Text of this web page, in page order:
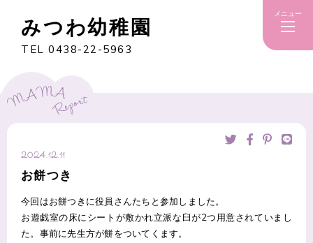
みつわ幼稚園
TEL 0438-22-5963
メニュー
2024.12.11
お餅つき
今回はお餅つきに役員さんたちと参加しました。
お遊戯室の床にシートが敷かれ立派な臼が2つ用意されていまし
た。事前に先生方が餅をついてくます。